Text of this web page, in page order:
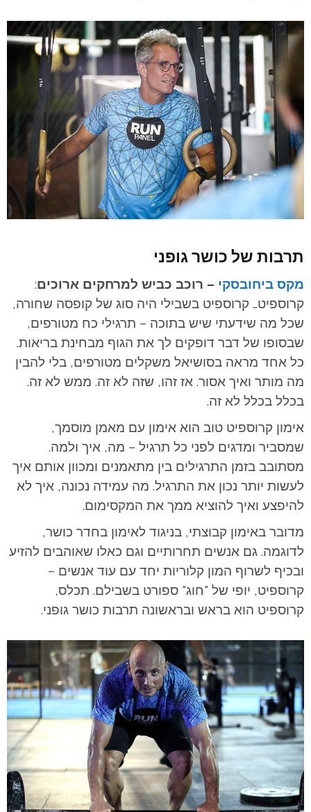
תרבות של כושר גופני
מקס ביחובסקי – רוכב כביש למרחקים ארוכים:
קרוספיט… קרוספיט בשבילי היה סוג של קופסה שחורה,
שכל מה שידעתי שיש בתוכה – תרגילי כח מטורפים,
שבסופו של דבר דופקים לך את הגוף מבחינת בריאות.
כל אחד מראה בסושיאל משקלים מטורפים, בלי להבין
מה מותר ואיך אסור. אז זהו, שזה לא זה. ממש לא זה.
בכלל בכלל לא זה.
אימון קרוספיט טוב הוא אימון עם מאמן מוסמך,
שמסביר ומדגים לפני כל תרגיל – מה, איך ולמה.
מסתובב בזמן התרגילים בין מתאמנים ומכוון אותם איך
לעשות יותר נכון את התרגיל. מה עמידה נכונה, איך לא
להיפצע ואיך להוציא ממך את המקסימום.
מדובר באימון קבוצתי, בניגוד לאימון בחדר כושר,
לדוגמה. גם אנשים תחרותיים וגם כאלו שאוהבים להזיע
ובכיף לשרוף המון קלוריות יחד עם עוד אנשים –
קרוספיט, יופי של "חוג" ספורט בשבילם. תכלס,
קרוספיט הוא בראש ובראשונה תרבות כושר גופני.